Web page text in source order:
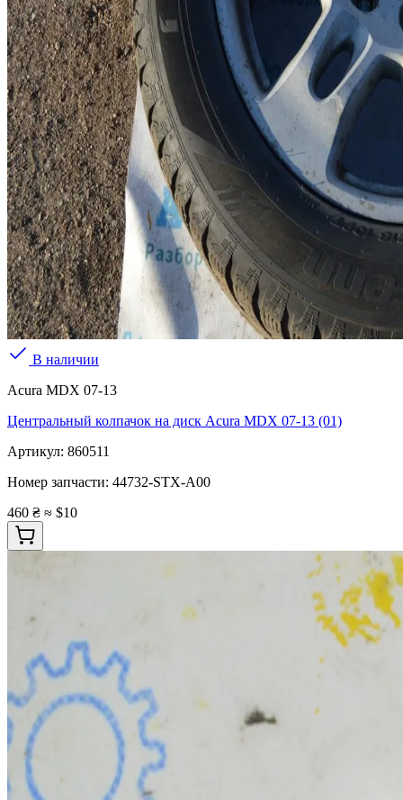
В наличии
Acura MDX 07-13
Центральный колпачок на диск Acura MDX 07-13 (01)
Артикул: 860511
Номер запчасти: 44732-STX-A00
460 ₴ ≈ $10